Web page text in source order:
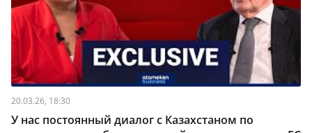
20.03.26, 18:30
У нас постоянный диалог с Казахстаном по